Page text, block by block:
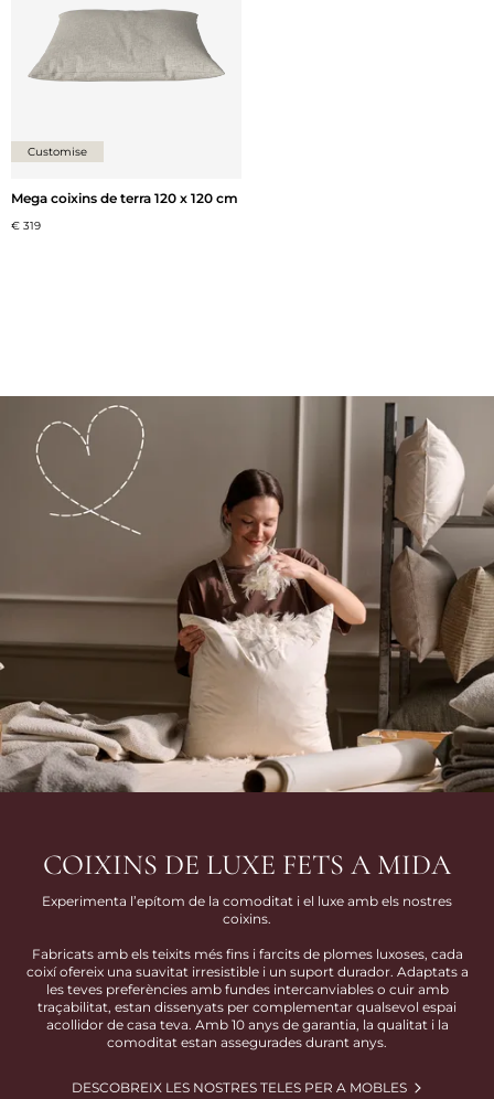
Customise
Mega coixins de terra 120 x 120 cm
€ 319
COIXINS DE LUXE FETS A MIDA
Experimenta l’epítom de la comoditat i el luxe amb els nostres
coixins.
Fabricats amb els teixits més fins i farcits de plomes luxoses, cada
coixí ofereix una suavitat irresistible i un suport durador. Adaptats a
les teves preferències amb fundes intercanviables o cuir amb
traçabilitat, estan dissenyats per complementar qualsevol espai
acollidor de casa teva. Amb 10 anys de garantia, la qualitat i la
comoditat estan assegurades durant anys.
DESCOBREIX LES NOSTRES TELES PER A MOBLES